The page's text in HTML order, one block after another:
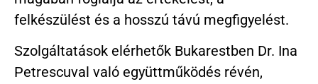
felkészülést és a hosszú távú megfigyelést.
Szolgáltatások elérhetők Bukarestben Dr. Ina
Petrescuval való együttműködés révén,